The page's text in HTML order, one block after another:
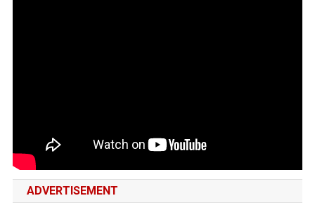
ADVERTISEMENT